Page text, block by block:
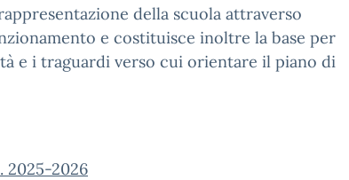
della scuola attraverso
e costituisce inoltre la base per
e i traguardi verso cui orientare il piano di
2025-2026